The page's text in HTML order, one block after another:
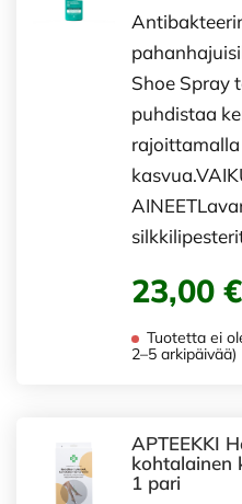
Shoe Spray
puhdistaa
23,00 €
Tuotetta ei
2–5 arkipäivää)
APTEEKKI
kohtalainen
1 pari